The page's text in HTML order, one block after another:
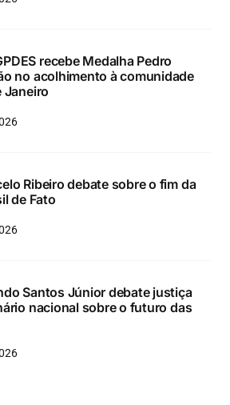
recebe Medalha Pedro
no acolhimento à comunidade
Janeiro
Ribeiro debate sobre o fim da
de Fato
Santos Júnior debate justiça
nacional sobre o futuro das